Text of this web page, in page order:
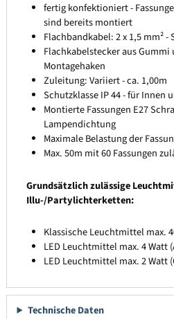
fertig konfektioniert -
sind bereits montiert
Flachbandkabel: 2 x 1,5 mm² -
Flachkabelstecker aus
Montagehaken
Zuleitung: Variiert - ca. 1,00m
Schutzklasse IP 44 - für Innen
Montierte Fassungen E27
Lampendichtung
Maximale Belastung der
Max. 50m mit 60 Fassungen
Grundsätzlich zulässige
Illu-/Partylichterketten:
Klassische Leuchtmittel max.
LED Leuchtmittel max. 4 Watt
LED Leuchtmittel max. 2 Watt
Technische Daten